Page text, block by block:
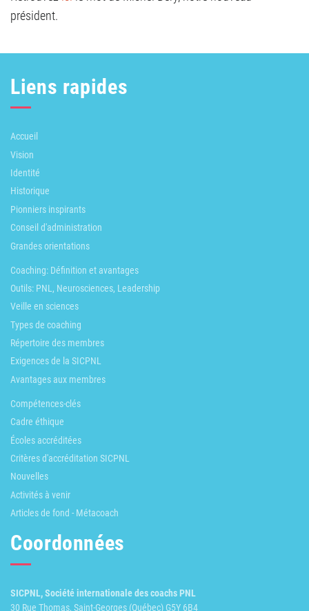
président.
Liens rapides
Accueil
Vision
Identité
Historique
Pionniers inspirants
Conseil d'administration
Grandes orientations
Coaching: Définition et avantages
Outils: PNL, Neurosciences, Leadership
Veille en sciences
Types de coaching
Répertoire des membres
Exigences de la SICPNL
Avantages aux membres
Compétences-clés
Cadre éthique
Écoles accréditées
Critères d'accréditation SICPNL
Nouvelles
Activités à venir
Articles de fond - Métacoach
Coordonnées
SICPNL, Société internationale des coachs PNL
30 Rue Thomas, Saint-Georges (Québec) G5Y 6B4